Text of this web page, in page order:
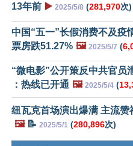
13年前 ▶️ 2025/5/8 (281,970次)
中国“五一”长假消费不及疫
票房跌51.27% 🖼️ 2025/5/7 (
“微电影”公开策反中共官
：热线已开通 🖼️ 2025/5/4 (
纽瓦克首场演出爆满 主流赞
🖼️📝 2025/5/1 (280,896次)